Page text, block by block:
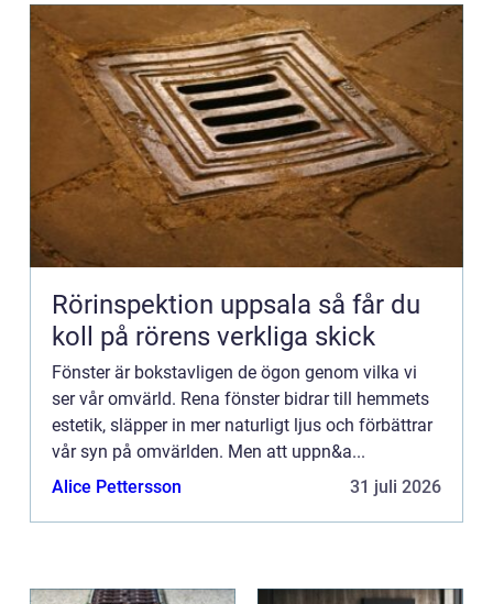
Rörinspektion uppsala så får du
koll på rörens verkliga skick
Fönster är bokstavligen de ögon genom vilka vi
ser vår omvärld. Rena fönster bidrar till hemmets
estetik, släpper in mer naturligt ljus och förbättrar
vår syn på omvärlden. Men att uppn&a...
Alice Pettersson
31 juli 2026